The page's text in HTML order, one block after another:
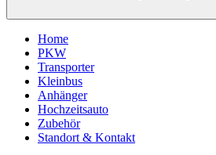
Home
PKW
Transporter
Kleinbus
Anhänger
Hochzeitsauto
Zubehör
Standort & Kontakt